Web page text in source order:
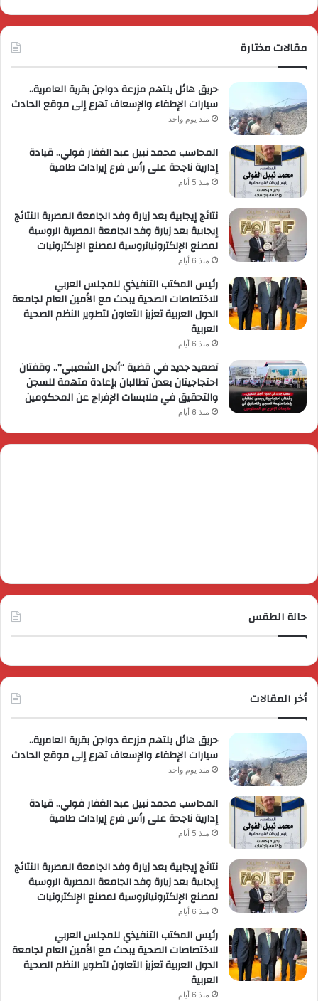
مقالات مختارة
حريق هائل يلتهم مزرعة دواجن بقرية العامرية..
سيارات الإطفاء والإسعاف تهرع إلى موقع الحادث
منذ يوم واحد
المحاسب محمد نبيل عبد الغفار فولي.. قيادة
إدارية ناجحة على رأس فرع إيرادات طامية
منذ 5 أيام
نتائج إيجابية بعد زيارة وفد الجامعة المصرية النتائج
إيجابية بعد زيارة وفد الجامعة المصرية الروسية
لمصنع الإلكترونياتروسية لمصنع الإلكترونيات
منذ 6 أيام
رئيس المكتب التنفيذي للمجلس العربي
للاختصاصات الصحية يبحث مع الأمين العام لجامعة
الدول العربية تعزيز التعاون لتطوير النظم الصحية
العربية
منذ 6 أيام
تصعيد جديد في قضية “أنجل الشعيبي”.. وقفتان
احتجاجيتان بعدن تطالبان بإعادة متهمة للسجن
والتحقيق في ملابسات الإفراج عن المحكومين
منذ 6 أيام
حالة الطقس
أخر المقالات
حريق هائل يلتهم مزرعة دواجن بقرية العامرية..
سيارات الإطفاء والإسعاف تهرع إلى موقع الحادث
منذ يوم واحد
المحاسب محمد نبيل عبد الغفار فولي.. قيادة
إدارية ناجحة على رأس فرع إيرادات طامية
منذ 5 أيام
نتائج إيجابية بعد زيارة وفد الجامعة المصرية النتائج
إيجابية بعد زيارة وفد الجامعة المصرية الروسية
لمصنع الإلكترونياتروسية لمصنع الإلكترونيات
منذ 6 أيام
رئيس المكتب التنفيذي للمجلس العربي
للاختصاصات الصحية يبحث مع الأمين العام لجامعة
الدول العربية تعزيز التعاون لتطوير النظم الصحية
العربية
منذ 6 أيام